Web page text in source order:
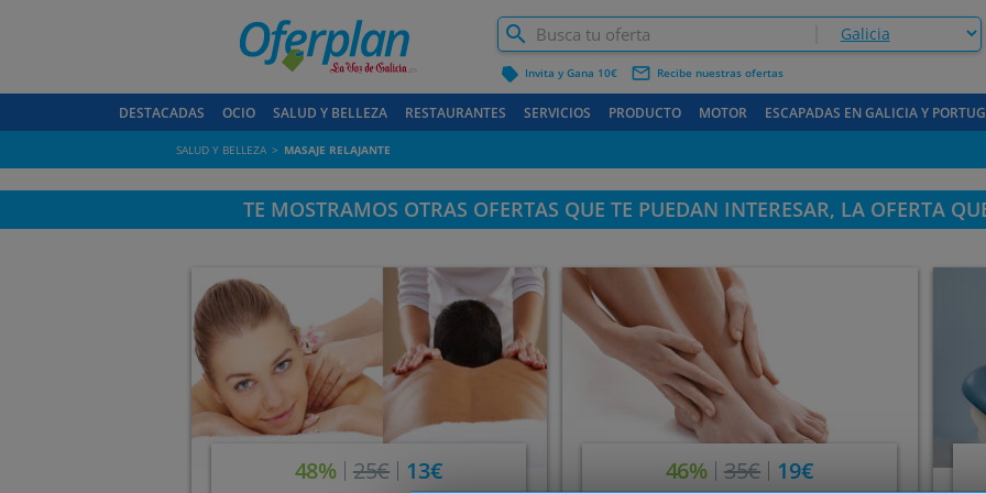
label Invita y Gana 10€ mail_outline Recibe nuestras ofertas
DESTACADAS OCIO SALUD Y BELLEZA RESTAURANTES SERVICIOS PRODUCTO MOTOR ESCAPADAS EN GALICIA Y
SALUD Y BELLEZA MASAJE RELAJANTE
TE MOSTRAMOS OTRAS OFERTAS QUE TE PUEDAN INTERESAR, LA OFERTA
48% 25€ 13€ 46% 35€ 19€